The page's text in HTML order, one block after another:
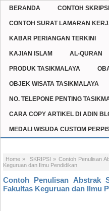
BERANDA CONTOH SKRIPSI
CONTOH SURAT LAMARAN
KABAR PERIANGAN TERKINI
KAJIAN ISLAM AL-QURAN
PRODUK TASIKMALAYA
OBJEK WISATA TASIKMALAYA
NO. TELEPONE PENTING
CARA COPY ARTIKEL DI ADIN
MEDALI WISUDA CUSTOM
Home » SKRIPSI » Contoh Penulisan
Keguruan dan Ilmu Pendidikan
Contoh Penulisan Abstrak
Fakultas Keguruan dan Ilmu